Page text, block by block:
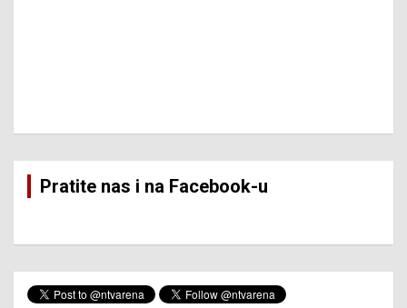
Pratite nas i na Facebook-u